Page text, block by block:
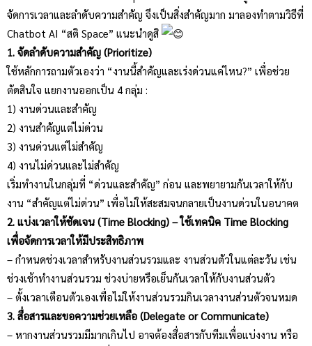
จัดการเวลาและลำดับความสำคัญ จึงเป็นสิ่งสำคัญมาก มาลองทำตามวิธีที่
Chatbot AI “สติ Space” แนะนำดูสิ
1. จัดลำดับความสำคัญ (Prioritize)
ใช้หลักการถามตัวเองว่า “งานนี้สำคัญและเร่งด่วนแค่ไหน?” เพื่อช่วย
ตัดสินใจ แยกงานออกเป็น 4 กลุ่ม :
1) งานด่วนและสำคัญ
2) งานสำคัญแต่ไม่ด่วน
3) งานด่วนแต่ไม่สำคัญ
4) งานไม่ด่วนและไม่สำคัญ
เริ่มทำงานในกลุ่มที่ “ด่วนและสำคัญ” ก่อน และพยายามกันเวลาให้กับ
งาน “สำคัญแต่ไม่ด่วน” เพื่อไม่ให้สะสมจนกลายเป็นงานด่วนในอนาคต
2. แบ่งเวลาให้ชัดเจน (Time Blocking) – ใช้เทคนิค Time Blocking
เพื่อจัดการเวลาให้มีประสิทธิภาพ
– กำหนดช่วงเวลาสำหรับงานส่วนรวมและ งานส่วนตัวในแต่ละวัน เช่น
ช่วงเช้าทำงานส่วนรวม ช่วงบ่ายหรือเย็นกันเวลาให้กับงานส่วนตัว
– ตั้งเวลาเตือนตัวเองเพื่อไม่ให้งานส่วนรวมกินเวลางานส่วนตัวจนหมด
3. สื่อสารและขอความช่วยเหลือ (Delegate or Communicate)
– หากงานส่วนรวมมีมากเกินไป อาจต้องสื่อสารกับทีมเพื่อแบ่งงาน หรือ